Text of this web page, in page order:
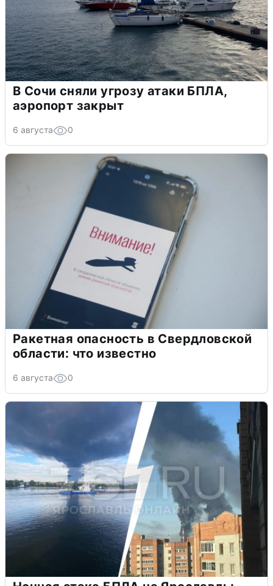
В Сочи сняли угрозу атаки БПЛА,
аэропорт закрыт
6 августа 0
Ракетная опасность в Свердловской
области: что известно
6 августа 0